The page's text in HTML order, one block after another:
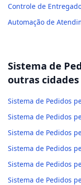
Controle de
Automação de
Sistema de
outras cidades
Sistema de Pedidos
Sistema de Pedidos
Sistema de Pedidos
Sistema de Pedidos
Sistema de Pedidos
Sistema de Pedidos